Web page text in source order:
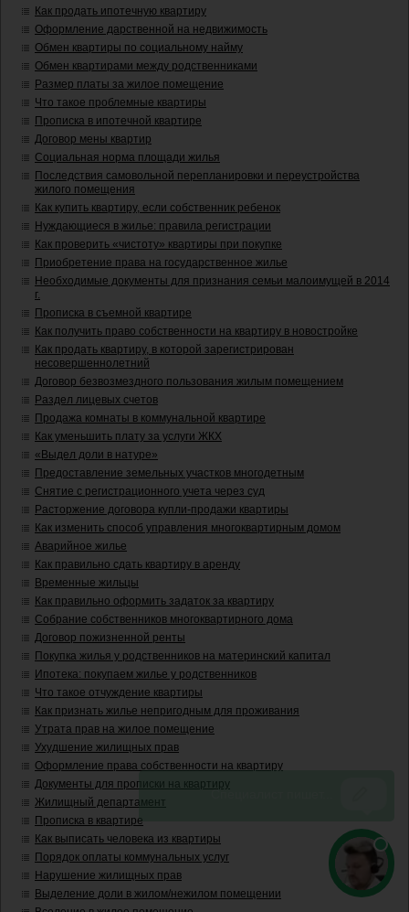
Как продать ипотечную квартиру
Оформление дарственной на недвижимость
Обмен квартиры по социальному найму
Обмен квартирами между родственниками
Размер платы за жилое помещение
Что такое проблемные квартиры
Прописка в ипотечной квартире
Договор мены квартир
Социальная норма площади жилья
Последствия самовольной перепланировки и переустройства
жилого помещения
Как купить квартиру, если собственник ребенок
Нуждающиеся в жилье: правила регистрации
Как проверить «чистоту» квартиры при покупке
Приобретение права на государственное жилье
Необходимые документы для признания семьи малоимущей в 2014
г.
Прописка в съемной квартире
Как получить право собственности на квартиру в новостройке
Как продать квартиру, в которой зарегистрирован
несовершеннолетний
Договор безвозмездного пользования жилым помещением
Раздел лицевых счетов
Продажа комнаты в коммунальной квартире
Как уменьшить плату за услуги ЖКХ
«Выдел доли в натуре»
Предоставление земельных участков многодетным
Снятие с регистрационного учета через суд
Расторжение договора купли-продажи квартиры
Как изменить способ управления многоквартирным домом
Аварийное жилье
Как правильно сдать квартиру в аренду
Временные жильцы
Как правильно оформить задаток за квартиру
Собрание собственников многоквартирного дома
Договор пожизненной ренты
Покупка жилья у родственников на материнский капитал
Ипотека: покупаем жилье у родственников
Что такое отчуждение квартиры
Как признать жилье непригодным для проживания
Утрата прав на жилое помещение
Ухудшение жилищных прав
Оформление права собственности на квартиру
Документы для прописки на квартиру
Жилищный департамент
Прописка в квартире
Как выписать человека из квартиры
Порядок оплаты коммунальных услуг
Нарушение жилищных прав
Выделение доли в жилом/нежилом помещении